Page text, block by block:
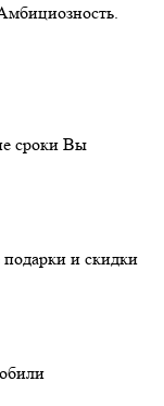
сроки Вы
и скидки